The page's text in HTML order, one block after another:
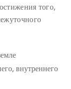
того,
внутреннего